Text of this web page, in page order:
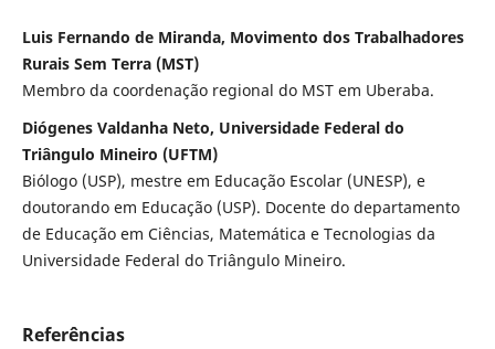
Luis Fernando de Miranda, Movimento dos Trabalhadores
Rurais Sem Terra (MST)
Membro da coordenação regional do MST em Uberaba.
Diógenes Valdanha Neto, Universidade Federal do
Triângulo Mineiro (UFTM)
Biólogo (USP), mestre em Educação Escolar (UNESP), e
doutorando em Educação (USP). Docente do departamento
de Educação em Ciências, Matemática e Tecnologias da
Universidade Federal do Triângulo Mineiro.
Referências